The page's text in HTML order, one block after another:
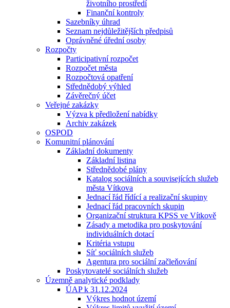
životního prostředí
Finanční kontroly
Sazebníky úhrad
Seznam nejdůležitějších předpisů
Oprávněné úřední osoby
Rozpočty
Participativní rozpočet
Rozpočet města
Rozpočtová opatření
Střednědobý výhled
Závěrečný účet
Veřejné zakázky
Výzva k předložení nabídky
Archiv zakázek
OSPOD
Komunitní plánování
Základní dokumenty
Základní listina
Střednědobé plány
Katalog sociálních a souvisejících služeb
města Vítkova
Jednací řád řídící a realizační skupiny
Jednací řád pracovních skupin
Organizační struktura KPSS ve Vítkově
Zásady a metodika pro poskytování
individuálních dotací
Kritéria vstupu
Síť sociálních služeb
Agentura pro sociální začleňování
Poskytovatelé sociálních služeb
Územně analytické podklady
ÚAP k 31.12.2024
Výkres hodnot území